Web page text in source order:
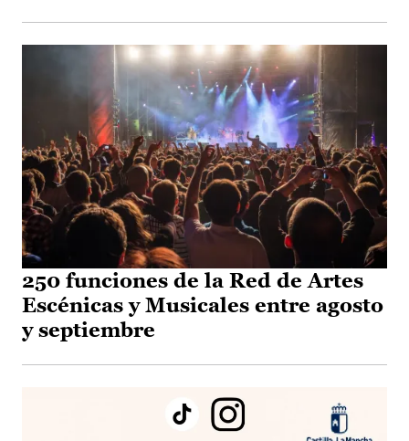
250 funciones de la Red de Artes
Escénicas y Musicales entre agosto
y septiembre